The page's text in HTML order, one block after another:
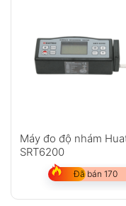
Máy đo độ nhám
SRT6200
Đã bán 170